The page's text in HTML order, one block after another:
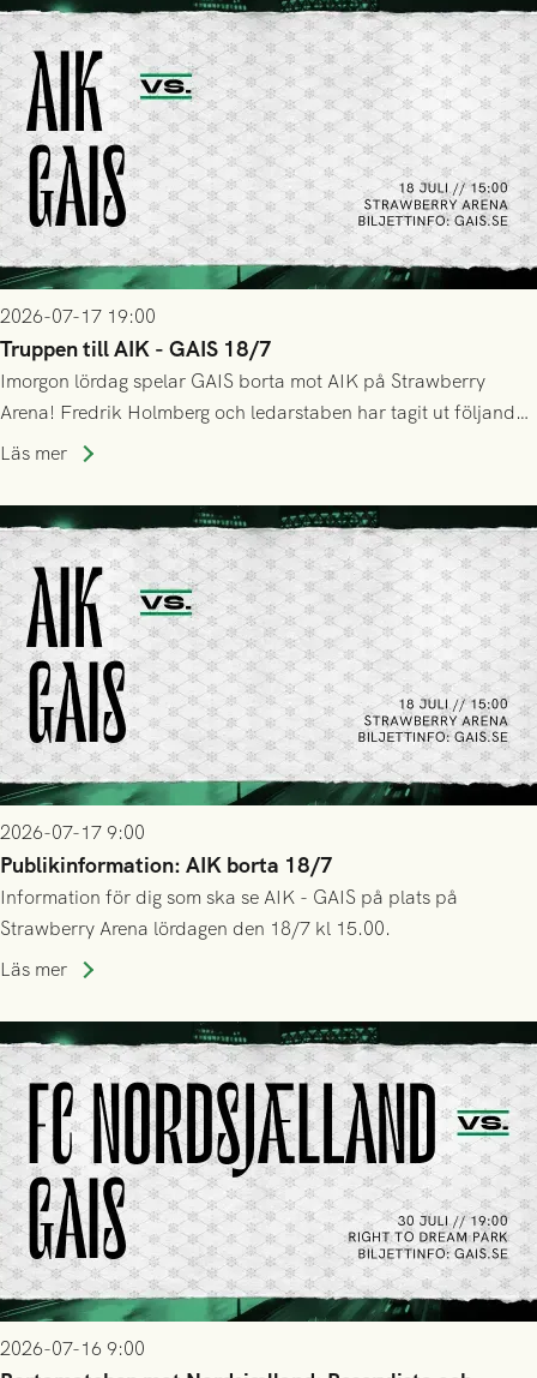
2026-07-17 19:00
Truppen till AIK - GAIS 18/7
Imorgon lördag spelar GAIS borta mot AIK på Strawberry
Arena! Fredrik Holmberg och ledarstaben har tagit ut följande
trupp till matchen:
Läs mer
2026-07-17 9:00
Publikinformation: AIK borta 18/7
Information för dig som ska se AIK - GAIS på plats på
Strawberry Arena lördagen den 18/7 kl 15.00.
Läs mer
2026-07-16 9:00